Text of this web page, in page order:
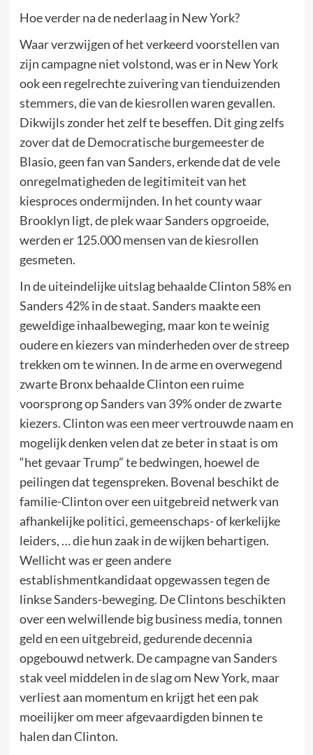
Hoe verder na de nederlaag in New York?
Waar verzwijgen of het verkeerd voorstellen van
zijn campagne niet volstond, was er in New York
ook een regelrechte zuivering van tienduizenden
stemmers, die van de kiesrollen waren gevallen.
Dikwijls zonder het zelf te beseffen. Dit ging zelfs
zover dat de Democratische burgemeester de
Blasio, geen fan van Sanders, erkende dat de vele
onregelmatigheden de legitimiteit van het
kiesproces ondermijnden. In het county waar
Brooklyn ligt, de plek waar Sanders opgroeide,
werden er 125.000 mensen van de kiesrollen
gesmeten.
In de uiteindelijke uitslag behaalde Clinton 58% en
Sanders 42% in de staat. Sanders maakte een
geweldige inhaalbeweging, maar kon te weinig
oudere en kiezers van minderheden over de streep
trekken om te winnen. In de arme en overwegend
zwarte Bronx behaalde Clinton een ruime
voorsprong op Sanders van 39% onder de zwarte
kiezers. Clinton was een meer vertrouwde naam en
mogelijk denken velen dat ze beter in staat is om
“het gevaar Trump” te bedwingen, hoewel de
peilingen dat tegenspreken. Bovenal beschikt de
familie-Clinton over een uitgebreid netwerk van
afhankelijke politici, gemeenschaps- of kerkelijke
leiders, … die hun zaak in de wijken behartigen.
Wellicht was er geen andere
establishmentkandidaat opgewassen tegen de
linkse Sanders-beweging. De Clintons beschikten
over een welwillende big business media, tonnen
geld en een uitgebreid, gedurende decennia
opgebouwd netwerk. De campagne van Sanders
stak veel middelen in de slag om New York, maar
verliest aan momentum en krijgt het een pak
moeilijker om meer afgevaardigden binnen te
halen dan Clinton.